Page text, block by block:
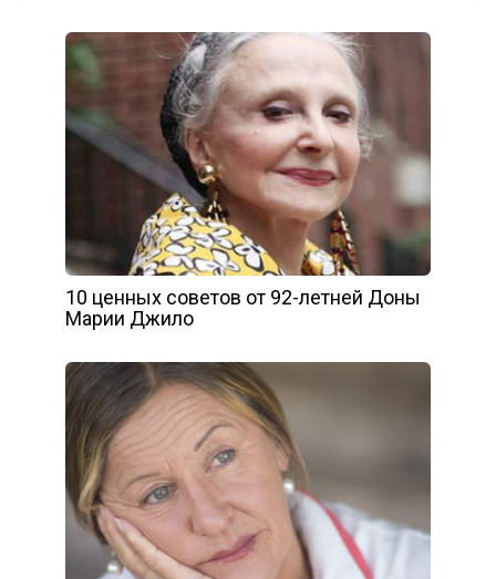
10 ценных советов от 92-летней Доны
Марии Джило